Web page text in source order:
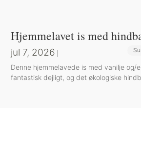
Hjemmelavet is med
jul 7, 2026
Denne hjemmelavede is med vanilje og/
fantastisk dejligt, og det økologiske